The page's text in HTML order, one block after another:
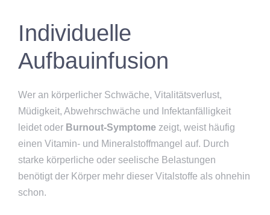
Individuelle
Aufbauinfusion
Wer an körperlicher Schwäche, Vitalitätsverlust,
Müdigkeit, Abwehrschwäche und Infektanfälligkeit
leidet oder Burnout-Symptomezeigt, weist häufig
einen Vitamin- und Mineralstoffmangel auf. Durch
starke körperliche oder seelische Belastungen
benötigt der Körper mehr dieser Vitalstoffe als ohnehin
schon.